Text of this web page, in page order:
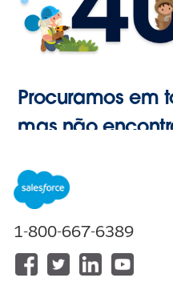
Procuramos em
mas não
1-800-667-6389